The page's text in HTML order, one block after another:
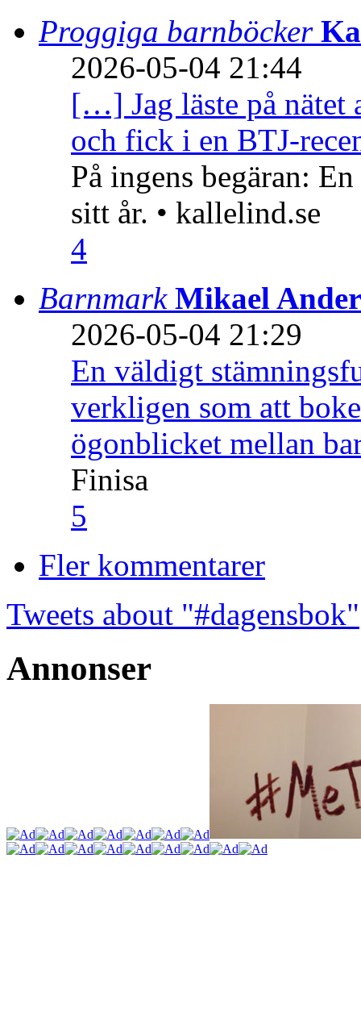
Proggiga barnböcker
2026-05-04 21:44
[…] Jag läste på nätet
och fick i en BTJ-
På ingens begäran:
sitt år. • kallelind.se
4
Barnmark Mikael
2026-05-04 21:29
En väldigt
verkligen som att
ögonblicket mellan
Finisa
5
Fler kommentarer
Tweets about "#dagensbok"
Annonser